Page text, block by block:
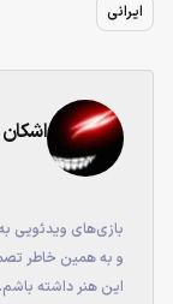
ایرانی
بازی‌های ویدئویی
و به همین خاطر
این هنر داشته